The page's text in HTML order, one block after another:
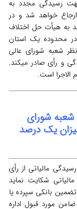
رسیدگی مجدد به
خواهد شد و در
به هیأت حل اختلاف
در محدوده یک استان
شعبه شورای عالی
و رأی صادر میکند.
الاجرا است.
شورای
یک درصد
مالیاتی از رأی
شکایت نماید
بانکی سپرده یا
مورد قبول اداره